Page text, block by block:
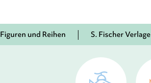
Figuren und Reihen S. Fischer Verlage